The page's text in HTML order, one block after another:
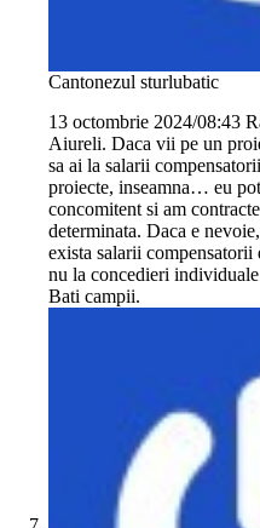
Cantonezul sturlubatic
13 octombrie 2024/08:43
Aiureli. Daca vii pe un
sa ai la salarii
proiecte, inseamna… eu
concomitent si am
determinata. Daca e
exista salarii
nu la concedieri
Bati campii.